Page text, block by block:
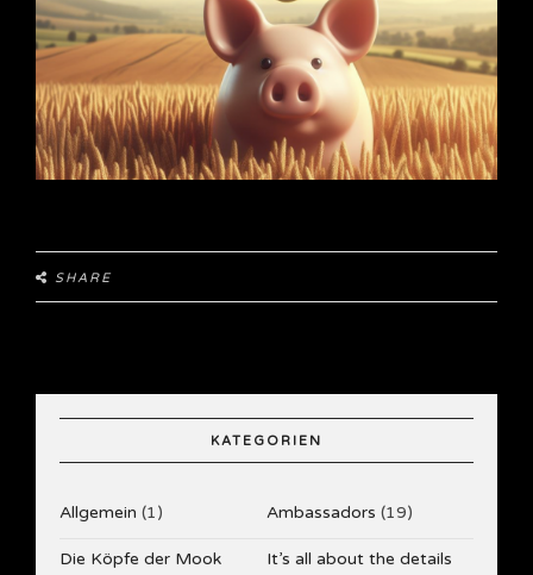
SHARE
KATEGORIEN
Allgemein (1) Ambassadors (19)
Die Köpfe der Mook
It’s all about the details